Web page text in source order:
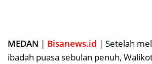
MEDAN | Bisanews.id | Setelah
ibadah puasa sebulan penuh,